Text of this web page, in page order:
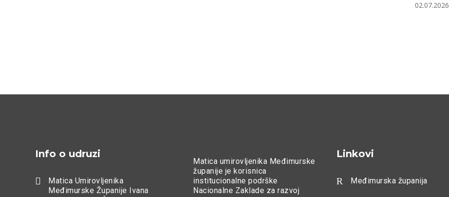
02.07.2026
Info o udruzi

Matica Umirovljenika
Međimurske Županije Ivana
Matica umirovljenika Međimurske
županije je korisnica
institucionalne podrške
Nacionalne Zaklade za razvoj
Linkovi
R Međimurska županija